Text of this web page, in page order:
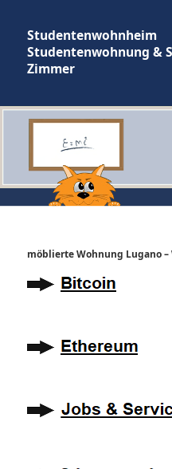
Studentenwohnheim
Studentenwohnung &
Zimmer
möblierte Wohnung Lugano